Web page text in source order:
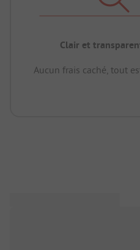
Clair et
Aucun frais caché, tout